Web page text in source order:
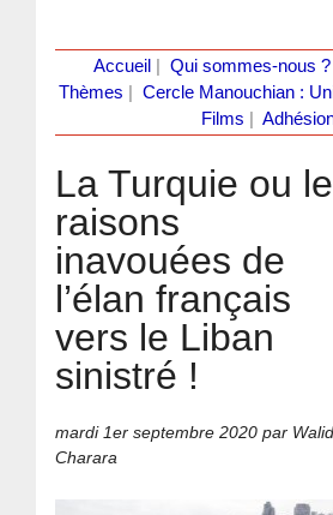
Accueil Qui sommes-nous ?
Thèmes
Cercle Manouchian :
Films
La Turquie ou
raisons
inavouées de
l’élan français
vers le Liban
sinistré !
mardi 1er septembre 2020 par Walid
Charara